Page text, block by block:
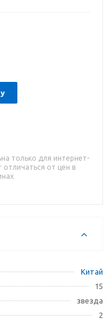
представляет собой
высокую
с зарослями
материалов,
только для интернет-
от цен в
Китай
15
звезда
2